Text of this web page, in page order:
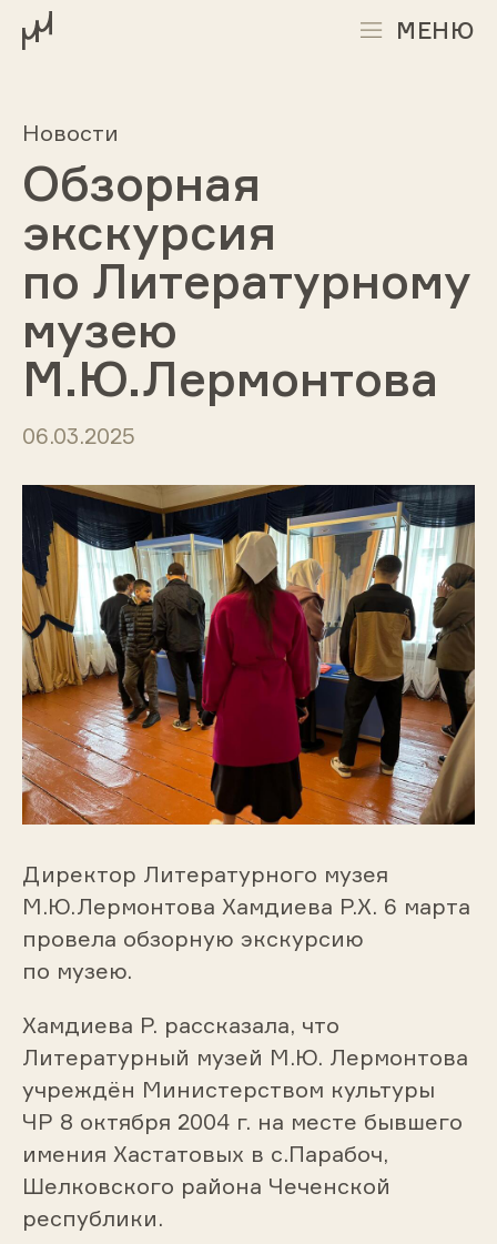
МЕНЮ
Новости
Обзорная
экскурсия
по Литературному
музею
М.Ю.Лермонтова
06.03.2025
Директор Литературного музея
М.Ю.Лермонтова Хамдиева Р.Х. 6 марта
провела обзорную экскурсию
по музею.
Хамдиева Р. рассказала, что
Литературный музей М.Ю. Лермонтова
учреждён Министерством культуры
ЧР 8 октября 2004 г. на месте бывшего
имения Хастатовых в с.Парабоч,
Шелковского района Чеченской
республики.